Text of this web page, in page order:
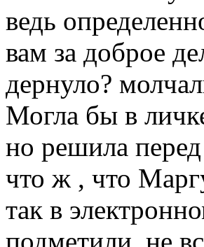
ведь
вам за доброе
дернуло?
Могла бы в
но решила
что ж , что
так в
подметили, не